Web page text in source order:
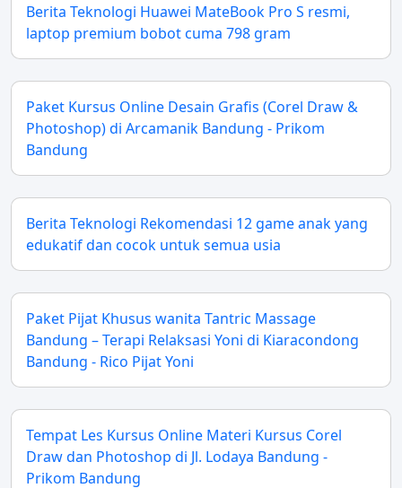
Berita Teknologi Huawei MateBook Pro S resmi,
laptop premium bobot cuma 798 gram
Paket Kursus Online Desain Grafis (Corel Draw &
Photoshop) di Arcamanik Bandung - Prikom
Bandung
Berita Teknologi Rekomendasi 12 game anak yang
edukatif dan cocok untuk semua usia
Paket Pijat Khusus wanita Tantric Massage
Bandung – Terapi Relaksasi Yoni di Kiaracondong
Bandung - Rico Pijat Yoni
Tempat Les Kursus Online Materi Kursus Corel
Draw dan Photoshop di Jl. Lodaya Bandung -
Prikom Bandung